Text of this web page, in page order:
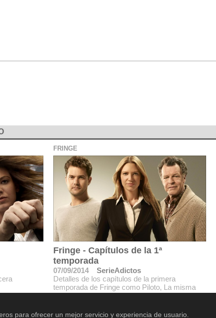
FRINGE
Fringe - Capítulos de la 1ª
temporada
07/09/2014
SerieAdictos
Detalles de los capítulos de la primera
temporada de Fringe como Piloto, La misma
para ofrecer un mejor servicio y experiencia de usuario.